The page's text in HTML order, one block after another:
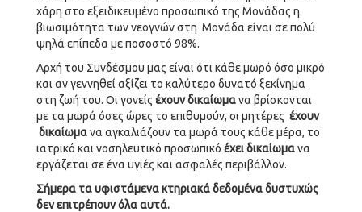
χάρη στο εξειδικευμένο προσωπικό της Μονάδας η
βιωσιμότητα των νεογνών στη Μονάδα είναι σε πολύ
ψηλά επίπεδα με ποσοστό 98%.
Αρχή του Συνδέσμου μας είναι ότι κάθε μωρό όσο μικρό
και αν γεννηθεί αξίζει το καλύτερο δυνατό ξεκίνημα
στη ζωή του. Οι γονείς έχουν δικαίωμανα βρίσκονται
με τα μωρά όσες ώρες το επιθυμούν, οι μητέρες έχουν
δικαίωμανα αγκαλιάζουν τα μωρά τους κάθε μέρα, το
ιατρικό και νοσηλευτικό προσωπικό έχει δικαίωμανα
εργάζεται σε ένα υγιές και ασφαλές περιβάλλον.
Σήμερα τα υφιστάμενα κτηριακά δεδομένα δυστυχώς
δεν επιτρέπουν όλα αυτά.